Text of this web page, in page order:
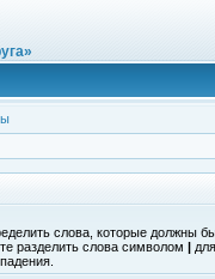
слова, которые должны
разделить слова символом |